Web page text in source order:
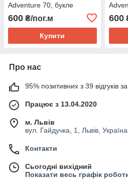
Adventure 70, букле
600 ₴/пог.м
Купити
600
Про нас
95% позитивних з 39 відгуків за
Працює з 13.04.2020
м. Львів
вул. Гайдучка, 1, Львів, Україна
Контакти
Сьогодні вихідний
Показати весь графік